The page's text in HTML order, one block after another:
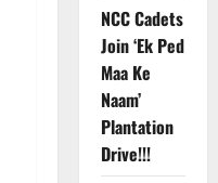
NCC Cadets
Join ‘Ek Ped
Maa Ke
Naam’
Plantation
Drive!!!